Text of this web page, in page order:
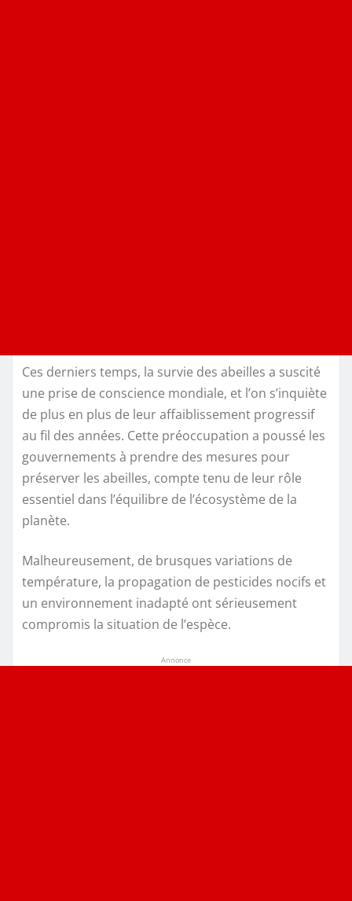
Ces derniers temps, la survie des abeilles a suscité
une prise de conscience mondiale, et l’on s’inquiète
de plus en plus de leur affaiblissement progressif
au fil des années. Cette préoccupation a poussé les
gouvernements à prendre des mesures pour
préserver les abeilles, compte tenu de leur rôle
essentiel dans l’équilibre de l’écosystème de la
planète.
Malheureusement, de brusques variations de
température, la propagation de pesticides nocifs et
un environnement inadapté ont sérieusement
compromis la situation de l’espèce.
Annonce